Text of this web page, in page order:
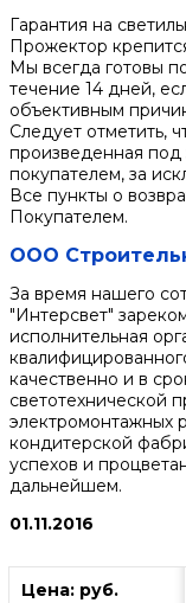
Гарантия на
Прожектор
Мы всегда готовы
течение 14 дней,
объективным
Следует отметить,
произведенная под
покупателем, за
Все пункты о
Покупателем.
ООО
За время нашего
"Интерсвет"
исполнительная
качественно и в
светотехнической
электромонтажных
кондитерской
успехов и
дальнейшем.
01.11.2016
Цена: руб.